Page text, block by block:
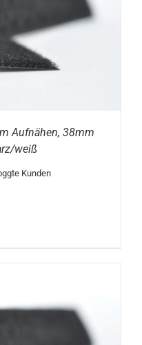
Aufnähen, 38mm
weiß
Kunden